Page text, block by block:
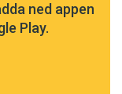
ned appen
Play.